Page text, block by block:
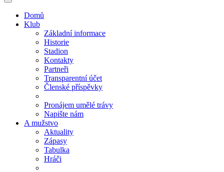
Toggle
navigationDomů
Klub
Základní informace
Historie
Stadion
Kontakty
Partneři
Transparentní účet
Členské příspěvky
Pronájem umělé trávy
Napište nám
A mužstvo
Aktuality
Zápasy
Tabulka
Hráči